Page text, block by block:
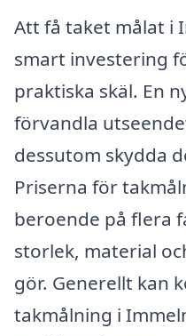
Att få taket målat i
smart investering
praktiska skäl. En
förvandla
dessutom skydda
Priserna för
beroende på flera
storlek, material
gör. Generellt kan
takmålning i